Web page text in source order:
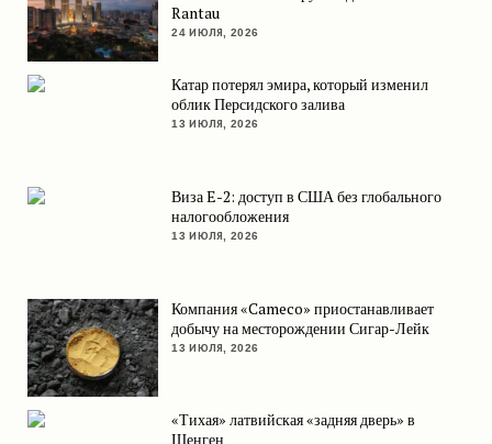
Rantau
24 ИЮЛЯ, 2026
Катар потерял эмира, который изменил
облик Персидского залива
13 ИЮЛЯ, 2026
Виза E-2: доступ в США без глобального
налогообложения
13 ИЮЛЯ, 2026
Компания «Cameco» приостанавливает
добычу на месторождении Сигар-Лейк
13 ИЮЛЯ, 2026
«Тихая» латвийская «задняя дверь» в
Шенген